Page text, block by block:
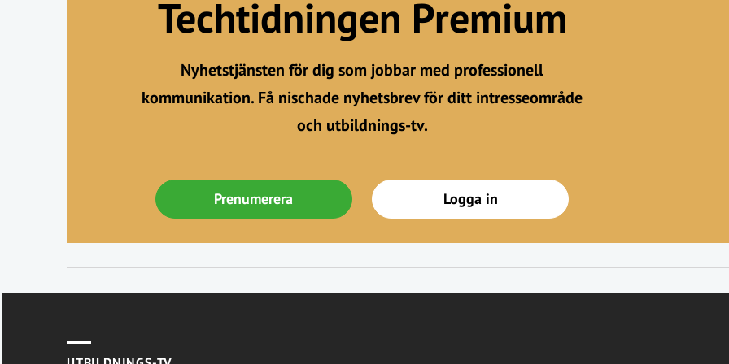
Techtidningen Premium
Nyhetstjänsten för dig som jobbar med professionell
kommunikation. Få nischade nyhetsbrev för ditt intresseområde
och utbildnings-tv.
Prenumerera Logga in